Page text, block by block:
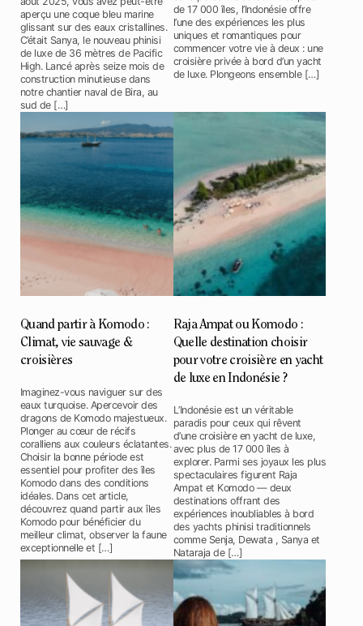
aperçu une coque bleu marine
glissant sur des eaux cristallines.
C’était Sanya, le nouveau phinisi
de luxe de 36 mètres de Pacific
High. Lancé après seize mois de
construction minutieuse dans
notre chantier naval de Bira, au
sud de […]
de 17 000 îles, l’Indonésie offre
l’une des expériences les plus
uniques et romantiques pour
commencer votre vie à deux : une
croisière privée à bord d’un yacht
de luxe. Plongeons ensemble […]
Quand partir à Komodo :
Climat, vie sauvage &
croisières
Imaginez-vous naviguer sur des
eaux turquoise. Apercevoir des
dragons de Komodo majestueux.
Plonger au cœur de récifs
coralliens aux couleurs éclatantes.
Choisir la bonne période est
essentiel pour profiter des îles
Komodo dans des conditions
idéales. Dans cet article,
découvrez quand partir aux îles
Komodo pour bénéficier du
meilleur climat, observer la faune
exceptionnelle et […]
Raja Ampat ou Komodo :
Quelle destination choisir
pour votre croisière en yacht
de luxe en Indonésie ?
L’Indonésie est un véritable
paradis pour ceux qui rêvent
d’une croisière en yacht de luxe,
avec plus de 17 000 îles à
explorer. Parmi ses joyaux les plus
spectaculaires figurent Raja
Ampat et Komodo — deux
destinations offrant des
expériences inoubliables à bord
des yachts phinisi traditionnels
comme Senja, Dewata , Sanya et
Nataraja de […]